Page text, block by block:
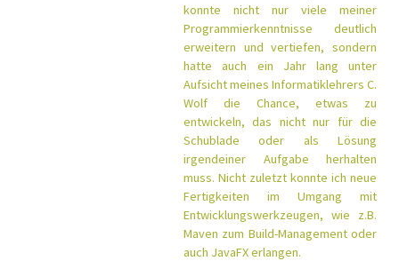
konnte nicht nur viele meiner
Programmierkenntnisse deutlich
erweitern und vertiefen, sondern
hatte auch ein Jahr lang unter
Aufsicht meines Informatiklehrers C.
Wolf die Chance, etwas zu
entwickeln, das nicht nur für die
Schublade oder als Lösung
irgendeiner Aufgabe herhalten
muss. Nicht zuletzt konnte ich neue
Fertigkeiten im Umgang mit
Entwicklungswerkzeugen, wie z.B.
Maven zum Build-Management oder
auch JavaFX erlangen.